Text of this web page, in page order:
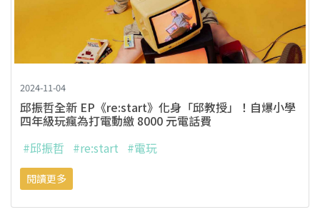
2024-11-04
邱振哲全新 EP《re:start》化身「邱教授」！自爆小學
四年級玩瘋為打電動繳 8000 元電話費
#邱振哲 #re:start #電玩
閱讀更多